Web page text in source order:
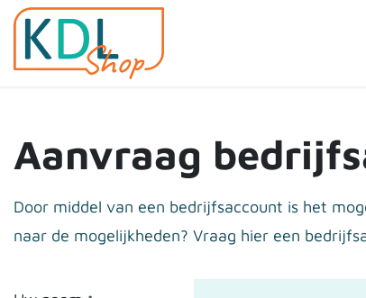
Overslaan naar inhoud
Aanvraag
Door middel van een bedrijfsaccount is het
naar de mogelijkheden? Vraag hier een